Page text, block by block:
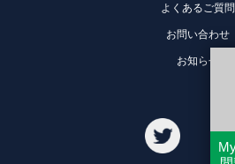
よくあるご質問
お問い合わせ
お知らせ